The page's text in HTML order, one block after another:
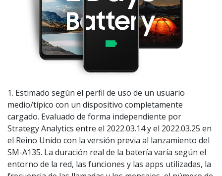
1. Estimado según el perfil de uso de un usuario
medio/típico con un dispositivo completamente
cargado. Evaluado de forma independiente por
Strategy Analytics entre el 2022.03.14 y el 2022.03.25 en
el Reino Unido con la versión previa al lanzamiento del
SM-A135. La duración real de la batería varía según el
entorno de la red, las funciones y las apps utilizadas, la